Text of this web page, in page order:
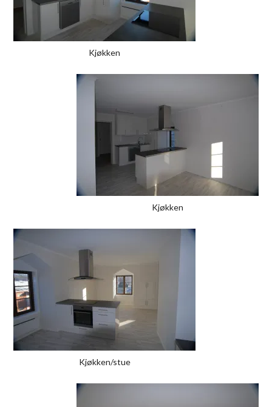
Kjøkken
Kjøkken
Kjøkken/stue